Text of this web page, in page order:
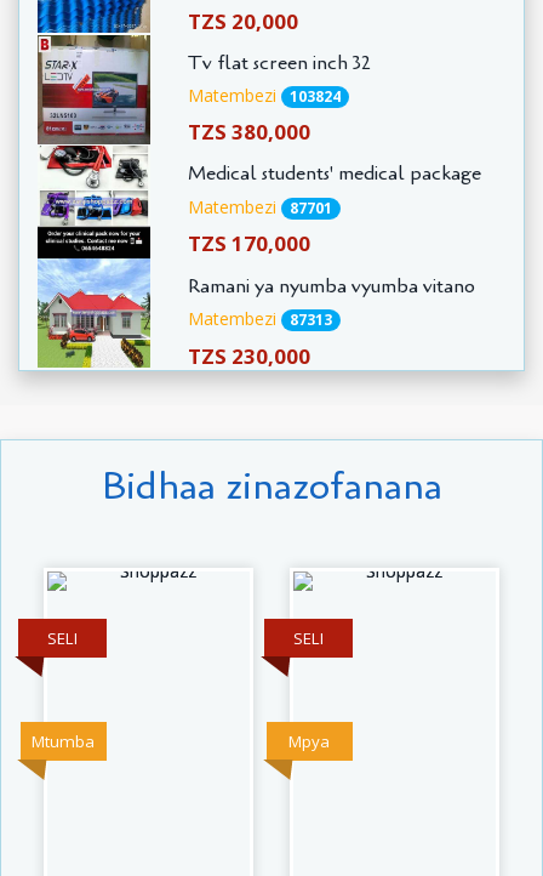
TZS 20,000
Tv flat screen inch 32
Matembezi 103824
TZS 380,000
Medical students' medical package
Matembezi 87701
TZS 170,000
Ramani ya nyumba vyumba vitano
Matembezi 87313
TZS 230,000
Bidhaa zinazofanana
Mtumba
SELI
Mpya
SELI